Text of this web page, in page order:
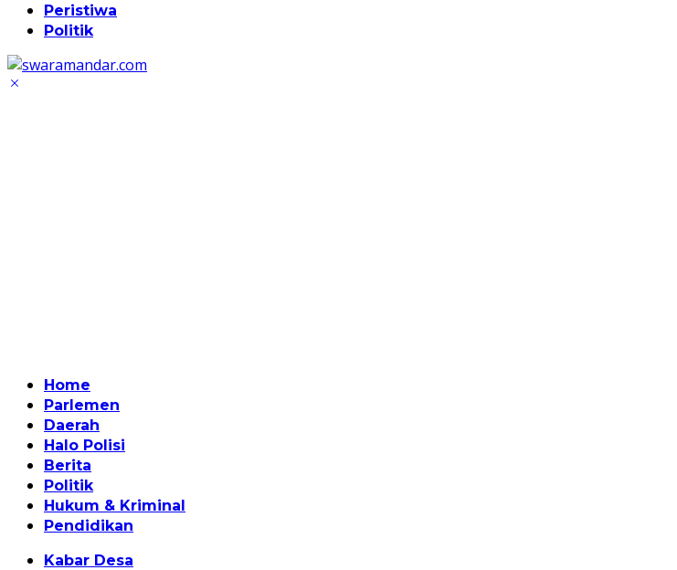
Peristiwa
Politik
Home
Parlemen
Daerah
Halo Polisi
Berita
Politik
Hukum & Kriminal
Pendidikan
Kabar Desa